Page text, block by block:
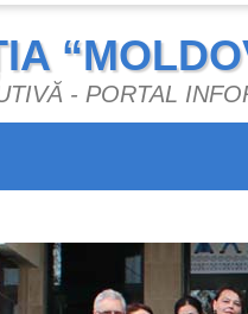
- PORTAL